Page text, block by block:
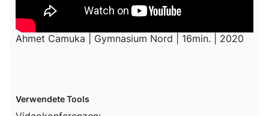
Ahmet Camuka | Gymnasium Nord | 16min. | 2020
Verwendete Tools